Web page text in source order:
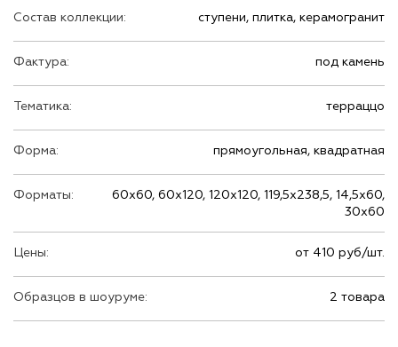
Состав коллекции: ступени, плитка, керамогранит
Фактура: под камень
Тематика: терраццо
Форма: прямоугольная, квадратная
Форматы:
60х60, 60х120, 120х120, 119,5х238,5, 14,5х60,
30х60
Цены: от 410 руб/шт.
Образцов в шоуруме: 2 товара